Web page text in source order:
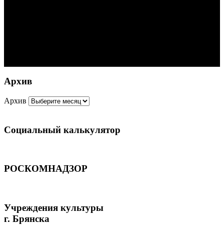
Архив
Архив
Социальный калькулятор
РОСКОМНАДЗОР
Учреждения культуры
г. Брянска